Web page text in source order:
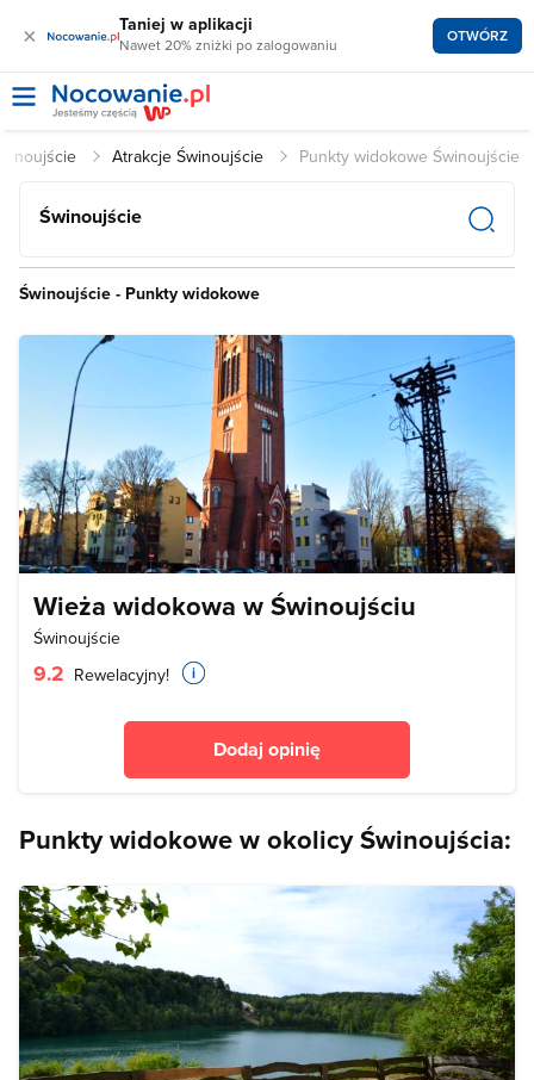
× Taniej w aplikacji
Nawet 20% zniżki po zalogowaniu OTWÓRZ
Atrakcje Świnoujście Punkty widokowe Świnoujście
Świnoujście
Świnoujście - Punkty widokowe
Wieża widokowa w Świnoujściu
Świnoujście
9.2 Rewelacyjny!
Dodaj opinię
Punkty widokowe w okolicy Świnoujścia: